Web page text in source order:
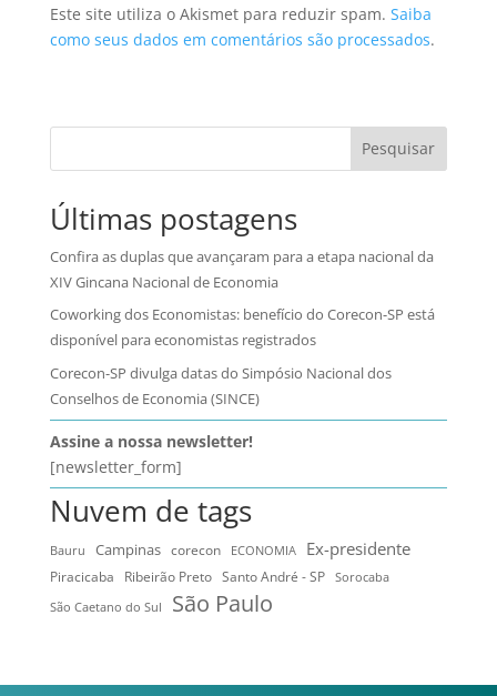
Este site utiliza o Akismet para reduzir spam. Saiba
como seus dados em comentários são processados.
Pesquisar
Últimas postagens
Confira as duplas que avançaram para a etapa nacional da
XIV Gincana Nacional de Economia
Coworking dos Economistas: benefício do Corecon-SP está
disponível para economistas registrados
Corecon-SP divulga datas do Simpósio Nacional dos
Conselhos de Economia (SINCE)
Assine a nossa newsletter!
[newsletter_form]
Nuvem de tags
Bauru Campinas corecon ECONOMIA Ex-presidente
Piracicaba Ribeirão Preto Santo André - SP
Sorocaba
São Caetano do Sul
São Paulo